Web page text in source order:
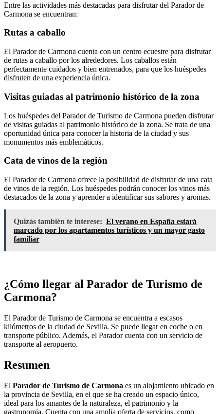
Entre las actividades más destacadas para disfrutar del Parador de
Carmona se encuentran:
Rutas a caballo
El Parador de Carmona cuenta con un centro ecuestre para disfrutar
de rutas a caballo por los alrededores. Los caballos están
perfectamente cuidados y bien entrenados, para que los huéspedes
disfruten de una experiencia única.
Visitas guiadas al patrimonio histórico de la zona
Los huéspedes del Parador de Turismo de Carmona pueden disfrutar
de visitas guiadas al patrimonio histórico de la zona. Se trata de una
oportunidad única para conocer la historia de la ciudad y sus
monumentos más emblemáticos.
Cata de vinos de la región
El Parador de Carmona ofrece la posibilidad de disfrutar de una cata
de vinos de la región. Los huéspedes podrán conocer los vinos más
destacados de la zona y aprender a identificar sus sabores y aromas.
Quizás también te interese: El verano en España estará
marcado por los apartamentos turísticos y un mayor gasto
familiar
¿Cómo llegar al Parador de Turismo de
Carmona?
El Parador de Turismo de Carmona se encuentra a escasos
kilómetros de la ciudad de Sevilla. Se puede llegar en coche o en
transporte público. Además, el Parador cuenta con un servicio de
transporte al aeropuerto.
Resumen
El Parador de Turismo de Carmona es un alojamiento ubicado en
la provincia de Sevilla, en el que se ha creado un espacio único,
ideal para los amantes de la naturaleza, el patrimonio y la
gastronomía. Cuenta con una amplia oferta de servicios, como